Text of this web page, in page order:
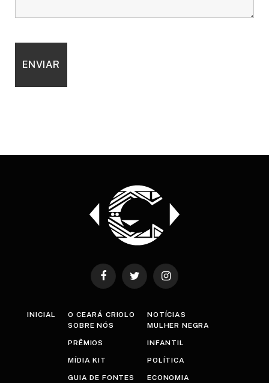
FacebookTwitter Instagram
INICIAL
O CEARÁ CRIOLO
SOBRE NÓS
PRÊMIOS
MÍDIA KIT
GUIA DE FONTES
NOTÍCIAS
MULHER NEGRA
INFANTIL
POLÍTICA
ECONOMIA